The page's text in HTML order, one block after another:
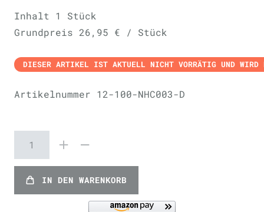
Inhalt 1 Stück
Grundpreis 26,95 € / Stück
DIESER ARTIKEL IST AKTUELL NICHT VORRÄTIG UND WIRD
Artikelnummer 12-100-NHC003-D
IN DEN WARENKORB